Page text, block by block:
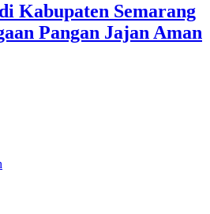
Kabupaten Semarang
Pangan Jajan Aman